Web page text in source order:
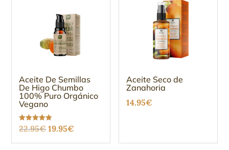
Aceite De Semillas
De Higo Chumbo
100% Puro Orgánico
Vegano
Valorado
con
de 5
22.95€El
precio
19.95€
precio
Aceite Seco de
Zanahoria
14.95€